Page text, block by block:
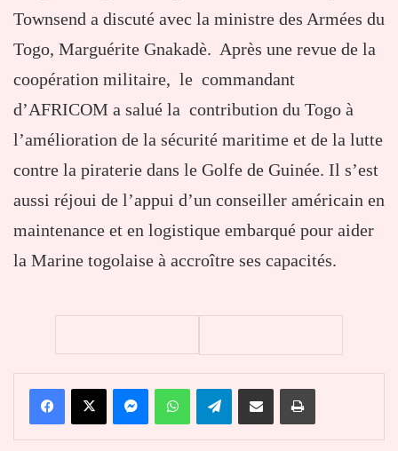
Townsend a discuté avec la ministre des Armées du
Togo, Marguérite Gnakadè. Après une revue de la
coopération militaire, le commandant
d’AFRICOM a salué la contribution du Togo à
l’amélioration de la sécurité maritime et de la lutte
contre la piraterie dans le Golfe de Guinée. Il s’est
aussi réjoui de l’appui d’un conseiller américain en
maintenance et en logistique embarqué pour aider
la Marine togolaise à accroître ses capacités.
FacebookX MessengerWhatsAppTelegramPartager par email Imprimer